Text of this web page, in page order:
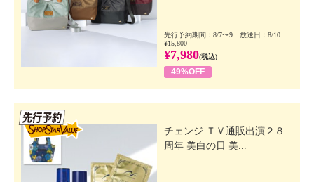
先行予約期間：8/7〜9 放送日：8/10
¥15,800
¥7,980(税込)
49%OFF
チェンジ ＴＶ通販出演２８
周年 美白の日 美...